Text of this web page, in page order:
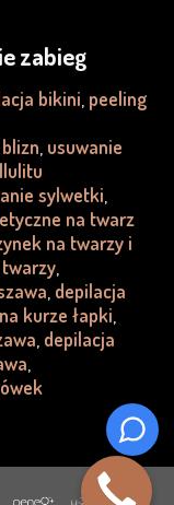
zabieg
bikini peeling
usuwanie
sylwetki
na twarz
na twarzy i
,
depilacja
kurze łapki
depilacja